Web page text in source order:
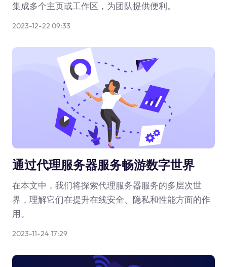
集成多个主页或工作区，为团队提供便利。
2023-12-22 09:33
通过代理服务器服务畅游数字世界
在本文中，我们将探索代理服务器服务的多层次世
界，理解它们在提升在线安全、隐私和性能方面的作
用。
2023-11-24 17:29